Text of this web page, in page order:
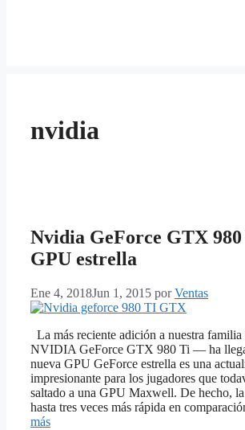
nvidia
Nvidia GeForce GTX
GPU estrella
Ene 4, 2018Jun 1, 2015 porVentas
La más reciente adición a nuestra
NVIDIA GeForce GTX 980 Ti — ha
nueva GPU GeForce estrella es una
impresionante para los jugadores que
saltado a una GPU Maxwell. De hecho,
hasta tres veces más rápida en
más